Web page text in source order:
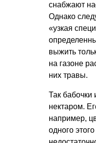
снабжают
Однако
«узкая
выжить
на газоне
них травы.
Так
нектаром.
например,
одного